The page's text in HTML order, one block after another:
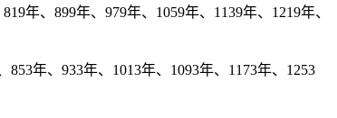
年、899年、979年、1059年、1139年、1219年、
年、933年、1013年、1093年、1173年、1253